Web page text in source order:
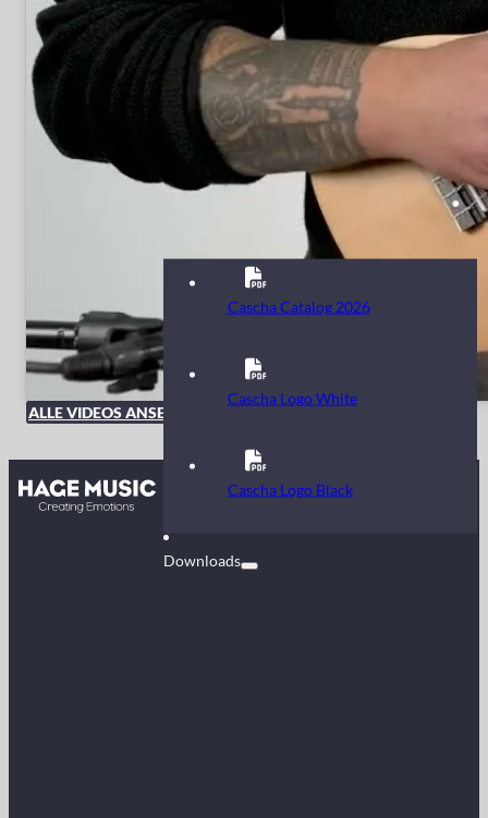
ALLE VIDEOS ANSEHEN
Kontakt
Downloads
Cascha Catalog 2026
Cascha Logo White
Cascha Logo Black